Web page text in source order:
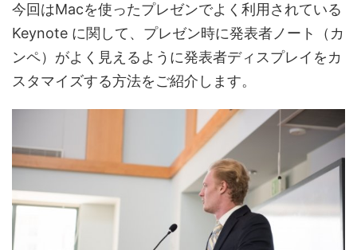
今回はMacを使ったプレゼンでよく利用されている
Keynote に関して、プレゼン時に発表者ノート（カ
ンペ）がよく見えるように発表者ディスプレイをカ
スタマイズする方法をご紹介します。